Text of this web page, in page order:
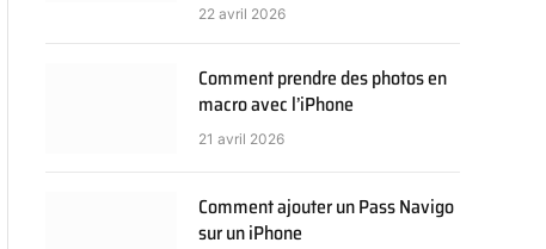
22 avril 2026
Comment prendre des photos en
macro avec l’iPhone
21 avril 2026
Comment ajouter un Pass Navigo
sur un iPhone